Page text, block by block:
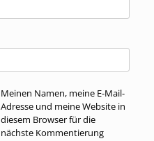
Meinen Namen, meine E-Mail-
Adresse und meine Website in
diesem Browser für die
nächste Kommentierung